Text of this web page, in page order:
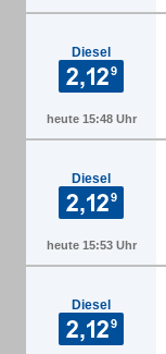
Diesel
heute 15:48 Uhr
Diesel
heute 15:53 Uhr
Diesel